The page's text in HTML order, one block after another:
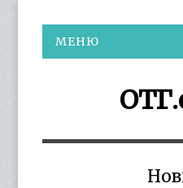
МЕНЮ